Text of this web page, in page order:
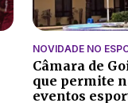
NOVIDADE NO
Câmara de
que permite
eventos